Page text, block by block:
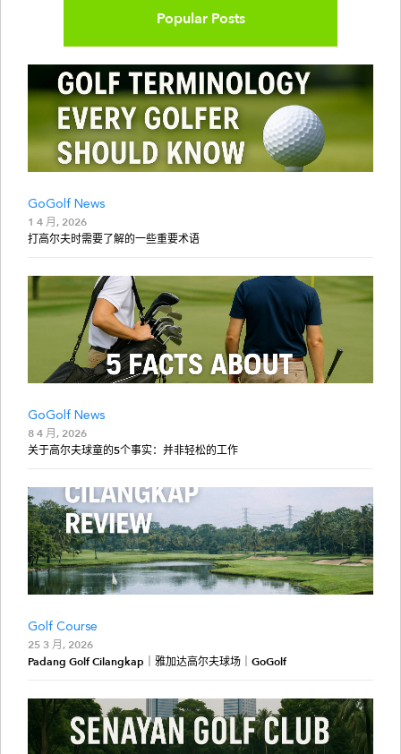
Popular Posts
GoGolf News
1 4 月, 2026
打高尔夫时需要了解的一些重要术语
GoGolf News
8 4 月, 2026
关于高尔夫球童的5个事实：并非轻松的工作
Golf Course
25 3 月, 2026
Padang Golf Cilangkap｜雅加达高尔夫球场｜GoGolf